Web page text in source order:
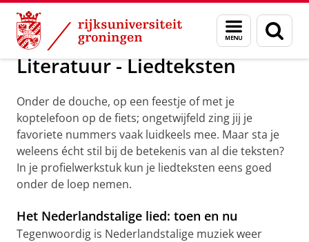
Skip
Content
Skip
Navigation
Menu
en
zoeken
Maatschappij/bedrijven Profielwerkstuk
Literatuur - Liedteksten
Onder de douche, op een feestje of met je
koptelefoon op de fiets; ongetwijfeld zing jij je
favoriete nummers vaak luidkeels mee. Maar sta je
weleens écht stil bij de betekenis van al die teksten?
In je profielwerkstuk kun je liedteksten eens goed
onder de loep nemen.
Het Nederlandstalige lied: toen en nu
Tegenwoordig is Nederlandstalige muziek weer